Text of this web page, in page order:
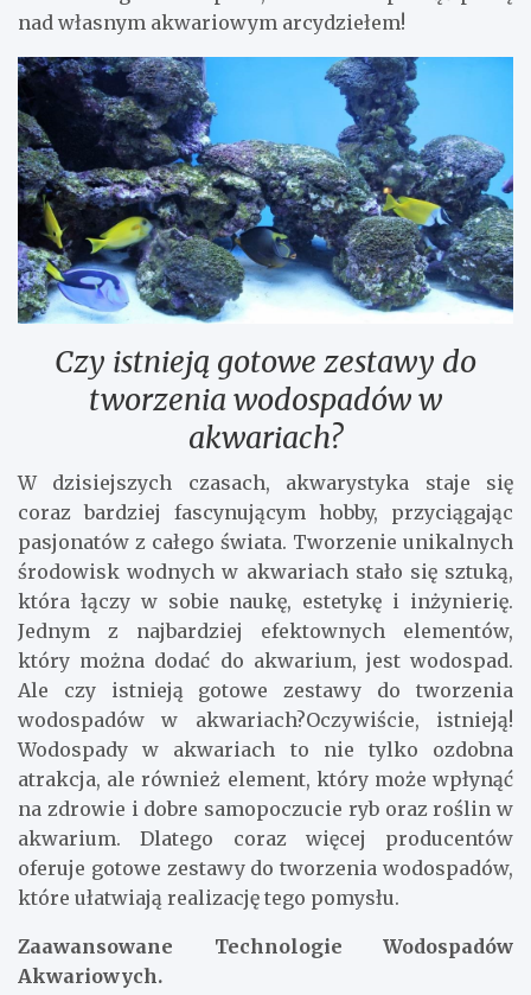
nad własnym akwariowym arcydziełem!
Czy istnieją gotowe zestawy do
tworzenia wodospadów w
akwariach?
W dzisiejszych czasach, akwarystyka staje się
coraz bardziej fascynującym hobby, przyciągając
pasjonatów z całego świata. Tworzenie unikalnych
środowisk wodnych w akwariach stało się sztuką,
która łączy w sobie naukę, estetykę i inżynierię.
Jednym z najbardziej efektownych elementów,
który można dodać do akwarium, jest wodospad.
Ale czy istnieją gotowe zestawy do tworzenia
wodospadów w akwariach?Oczywiście, istnieją!
Wodospady w akwariach to nie tylko ozdobna
atrakcja, ale również element, który może wpłynąć
na zdrowie i dobre samopoczucie ryb oraz roślin w
akwarium. Dlatego coraz więcej producentów
oferuje gotowe zestawy do tworzenia wodospadów,
które ułatwiają realizację tego pomysłu.
Zaawansowane Technologie Wodospadów
Akwariowych.